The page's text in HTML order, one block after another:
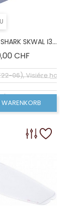
SKWAL I3...
CHFPreis
06), Visiére
Visiére
06), Visiére
06), Visiére
Rauch 100%
WARENKORB